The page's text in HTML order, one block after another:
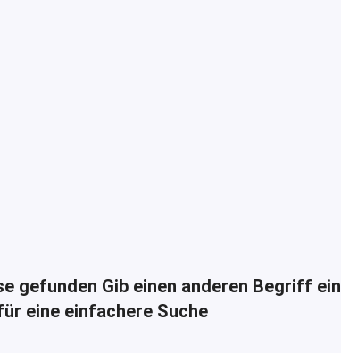
gefunden Gib einen anderen Begriff ein
eine einfachere Suche